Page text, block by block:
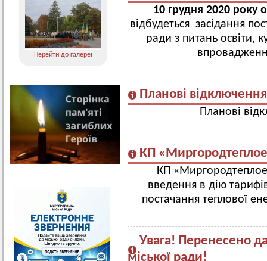
Перейти до галереї
10 грудня 2020 року
відбудеться засідання
ради з питань освіти,
Планові
Планові
КП
КП
введення в дію
постачання теплової
Увага! Перенесено
міської ради!